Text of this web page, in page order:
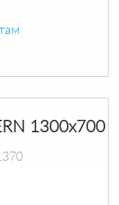
1300х700